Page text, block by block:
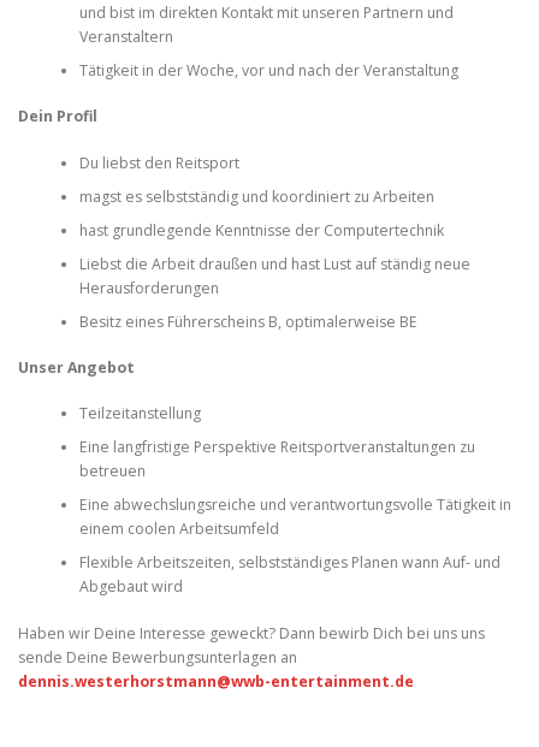
und bist im direkten Kontakt mit unseren Partnern und
Veranstaltern
Tätigkeit in der Woche, vor und nach der Veranstaltung
Dein Profil
Du liebst den Reitsport
magst es selbstständig und koordiniert zu Arbeiten
hast grundlegende Kenntnisse der Computertechnik
Liebst die Arbeit draußen und hast Lust auf ständig neue
Herausforderungen
Besitz eines Führerscheins B, optimalerweise BE
Unser Angebot
Teilzeitanstellung
Eine langfristige Perspektive Reitsportveranstaltungen zu
betreuen
Eine abwechslungsreiche und verantwortungsvolle Tätigkeit in
einem coolen Arbeitsumfeld
Flexible Arbeitszeiten, selbstständiges Planen wann Auf- und
Abgebaut wird
Haben wir Deine Interesse geweckt? Dann bewirb Dich bei uns uns
sende Deine Bewerbungsunterlagen an
dennis.westerhorstmann@wwb-entertainment.de